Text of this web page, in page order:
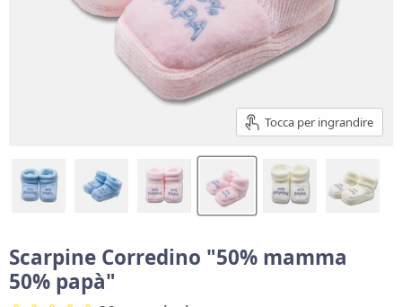
Tocca per ingrandire
Scarpine Corredino "50% mamma
50% papà"